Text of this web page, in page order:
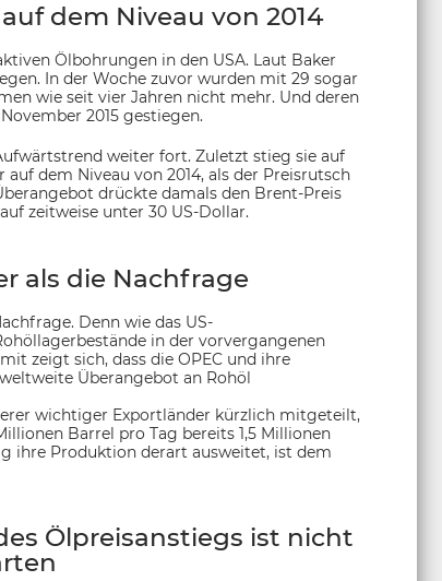
dem Niveau von 2014
Ölbohrungen in den USA. Laut Baker
In der Woche zuvor wurden mit 29 sogar
wie seit vier Jahren nicht mehr. Und deren
2015 gestiegen.
weiter fort. Zuletzt stieg sie auf
dem Niveau von 2014, als der Preisrutsch
drückte damals den Brent-Preis
zeitweise unter 30 US-Dollar.
als die Nachfrage
Denn wie das US-
in der vorvergangenen
zeigt sich, dass die OPEC und ihre
Überangebot an Rohöl
wichtiger Exportländer kürzlich mitgeteilt,
Barrel pro Tag bereits 1,5 Millionen
ihre Produktion derart ausweitet, ist dem
Ölpreisanstiegs ist nicht